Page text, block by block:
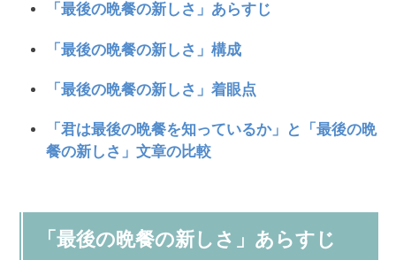
「最後の晩餐の新しさ」あらすじ
「最後の晩餐の新しさ」構成
「最後の晩餐の新しさ」着眼点
「君は最後の晩餐を知っているか」と「最後の晩
餐の新しさ」文章の比較
「最後の晩餐の新しさ」あらすじ